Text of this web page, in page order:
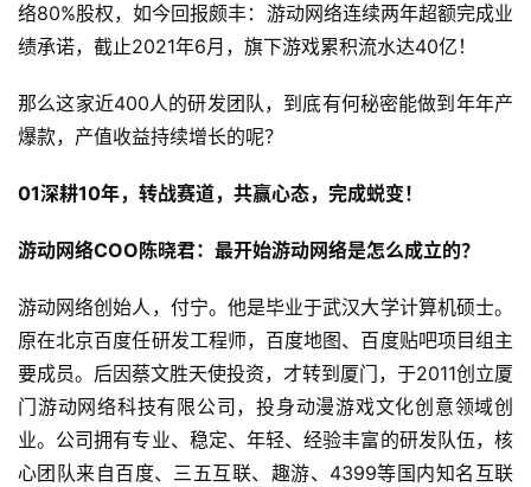
络80%股权，如今回报颇丰：游动网络连续两年超额完成业
绩承诺，截止2021年6月，旗下游戏累积流水达40亿！
那么这家近400人的研发团队，到底有何秘密能做到年年产
爆款，产值收益持续增长的呢？
01深耕10年，转战赛道，共赢心态，完成蜕变！
游动网络COO陈晓君：最开始游动网络是怎么成立的？
游动网络创始人，付宁。他是毕业于武汉大学计算机硕士。
原在北京百度任研发工程师，百度地图、百度贴吧项目组主
要成员。后因蔡文胜天使投资，才转到厦门，于2011创立厦
门游动网络科技有限公司，投身动漫游戏文化创意领域创
业。公司拥有专业、稳定、年轻、经验丰富的研发队伍，核
心团队来自百度、三五互联、趣游、4399等国内知名互联